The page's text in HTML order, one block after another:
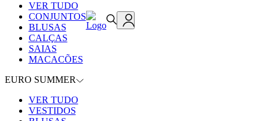
VER TUDO
CONJUNTOS
BLUSAS
CALÇAS
SAIAS
MACACÕES
EURO SUMMER
VER TUDO
VESTIDOS